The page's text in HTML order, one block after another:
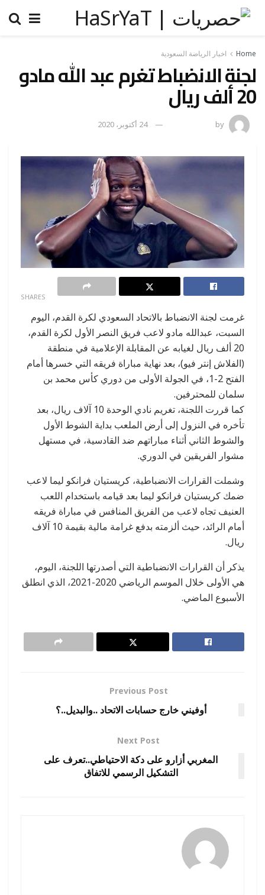
Home اخبار الرياضة السعودية
لجنة الانضباط تغرم عبد الله مادو
20 ألف ريال
by 24 أكتوبر، 2020
SHARES
غرمت لجنة الانضباط بالاتحاد السعودي لكرة القدم، اليوم
السبت، عبدالله مادو لاعب فريق النصر الأول لكرة القدم،
20 ألف ريال لغيابه عن المقابلة الإعلامية في منطقة
(الفلاش إنتر فيو)، بعد نهاية مباراة فريقه التي خسرها أمام
الفتح 2-1، في الجولة الأولى من دوري كأس محمد بن
سلمان للمحترفين.
كما قررت اللجنة، تغريم نادي الوحدة 10 آلاف ريال، بعد
تأخره في النزول إلى أرض الملعب بداية الشوط الأول
والشوط الثاني أثناء مباراتهم ضد القادسية، في مستهل
مشوار الفريقين في الدوري.
وشملت القرارات الانضباطية، كريستيان فرانكو ليما لاعب
ضمك كريستيان فرانكو ليما بعد قيامه باستخدام اللعب
العنيف تجاه لاعب من الفريق المنافس في مباراة فريقه
أمام الرائد، حيث ألزمته بدفع غرامة مالية بقيمة 10 آلاف
ريال.
يذكر أن القرارات الانضباطية التي أصدرتها اللجنة، اليوم،
هي الأولى خلال الموسم الرياضي 2020-2021، الذي انطلق
الأسبوع الماضي.
Previous Post
أوفيني خارج حسابات الاتحاد ..والبديل..؟
Next Post
المغربي أزارو على دكة الاحتياطي..تعرف على
التشكيل الرسمي للاتفاق